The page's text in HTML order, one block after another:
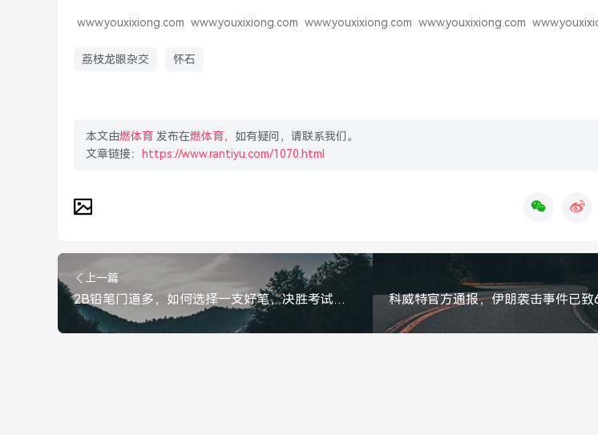
www.youxixiong.com www.youxixiong.com www.youxixiong.com www.youxixiong.com
荔枝龙眼杂交 怀石
本文由燃体育 发布在燃体育，如有疑问，请联系我们。
文章链接：
https://www.rantiyu.com/1070.html
上一篇
2B铅笔门道多，如何选择一支好笔，决胜考试与创作，2B铅笔门道多，如何选笔决胜考试与创作